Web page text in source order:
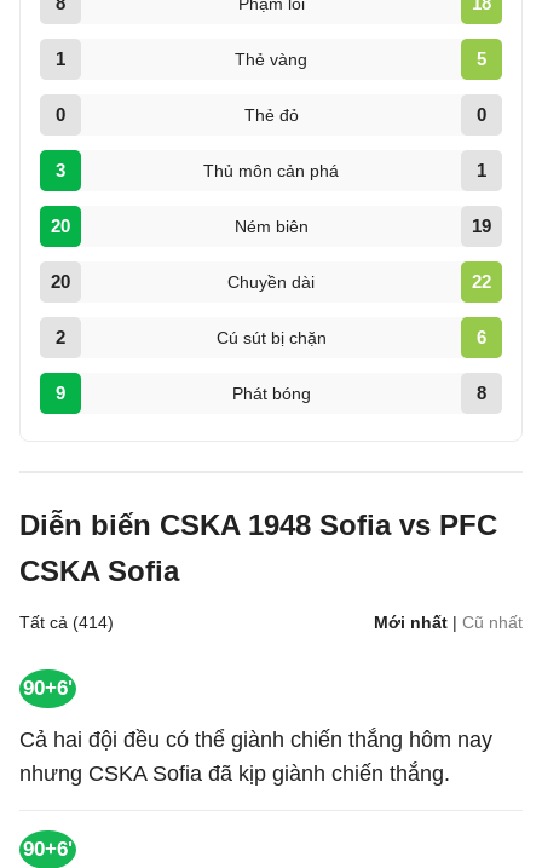
1 Thẻ vàng 5
0 Thẻ đỏ 0
3 Thủ môn cản phá 1
20 Ném biên 19
20 Chuyền dài 22
2 Cú sút bị chặn 6
9 Phát bóng 8
Diễn biến CSKA 1948 Sofia vs PFC
CSKA Sofia
Tất cả (414) Mới nhất | Cũ nhất
90+6'
Cả hai đội đều có thể giành chiến thắng hôm nay
nhưng CSKA Sofia đã kịp giành chiến thắng.
90+6'